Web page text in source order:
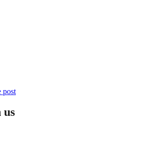
post